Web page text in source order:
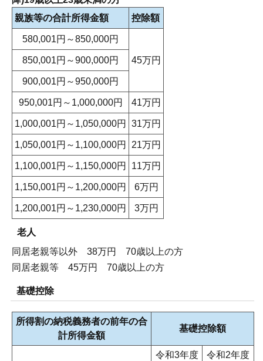
親族等の合計所得金額
控除額
580,001円～850,000円
45万円
850,001円～900,000円
900,001円～950,000円
950,001円～1,000,000円 41万円
1,000,001円～1,050,000円 31万円
1,050,001円～1,100,000円 21万円
1,100,001円～1,150,000円 11万円
1,150,001円～1,200,000円 6万円
1,200,001円～1,230,000円 3万円
老人
同居老親等以外 38万円 70歳以上の方
同居老親等 45万円 70歳以上の方
基礎控除
所得割の納税義務者の前年の合
計所得金額
基礎控除額
令和3年度
令和2年度